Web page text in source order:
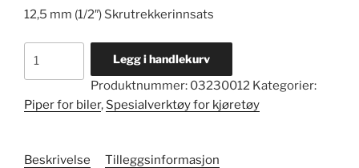
12,5 mm (1/2″) Skrutrekkerinnsats
3004
Legg i handlekurv
Produktnummer: 03230012 Kategorier:
Piper for biler, Spesialverktøy for kjøretøy
Beskrivelse Tilleggsinformasjon